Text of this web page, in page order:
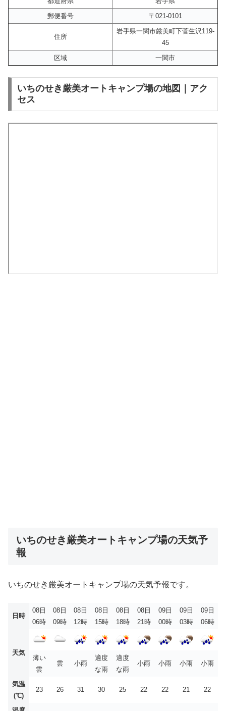
郵便番号
〒021-0101
住所
岩手県一関市厳美町下菅生沢119-
45
区域
一関市
いちのせき厳美オートキャンプ場の地図｜アク
セス
いちのせき厳美オートキャンプ場の天気予
報
いちのせき厳美オートキャンプ場の天気予報です。
日時
08日
06時
08日
09時
08日
12時
08日
15時
08日
18時
08日
21時
09日
00時
09日
03時
09日
06時
天気
薄い
雲
雲 小雨
適度
な雨
適度
な雨
小雨 小雨 小雨 小雨
気温
(℃)
23 26 31 30 25 22 22 21 22